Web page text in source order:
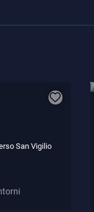
San Vigilio